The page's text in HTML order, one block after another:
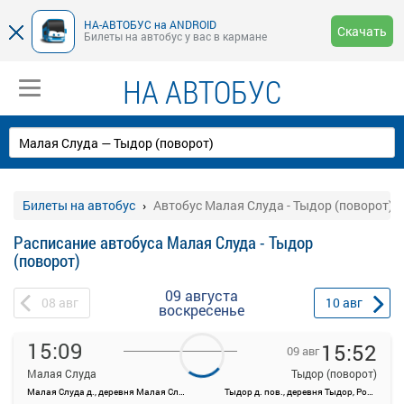
НА-АВТОБУС на ANDROID
Билеты на автобус у вас в кармане
Скачать
НА АВТОБУС
Билеты на автобус Автобус Малая Слуда - Тыдор (поворот)
Расписание автобуса Малая Слуда - Тыдор
(поворот)
08 авг 09 августа
воскресенье 10авг
15:09
Малая Слуда
Малая Слуда д., деревня Малая Слуда, Россия
09 авг 15:52
Тыдор (поворот)
Тыдор д. пов., деревня Тыдор, Россия